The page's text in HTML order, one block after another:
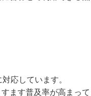
応しています。
ます普及率が高まって